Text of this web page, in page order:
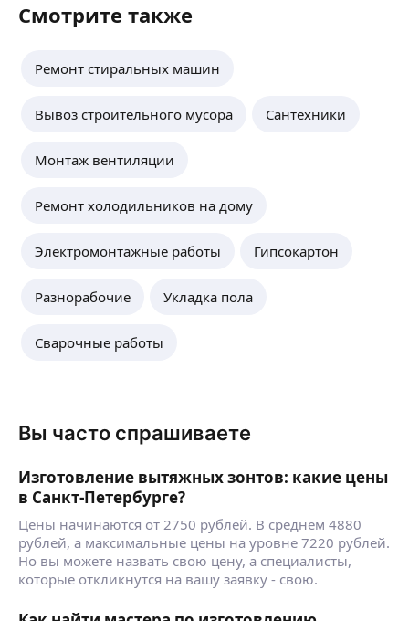
Смотрите также
Ремонт стиральных машин
Вывоз строительного мусора Сантехники
Монтаж вентиляции
Ремонт холодильников на дому
Электромонтажные работы Гипсокартон
Разнорабочие Укладка пола
Сварочные работы
Вы часто спрашиваете
Изготовление вытяжных зонтов: какие цены
в Санкт-Петербурге?
Цены начинаются от 2750 рублей. В среднем 4880
рублей, а максимальные цены на уровне 7220 рублей.
Но вы можете назвать свою цену, а специалисты,
которые откликнутся на вашу заявку - свою.